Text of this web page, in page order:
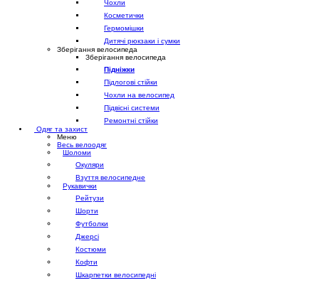
Чохли
Косметички
Гермомішки
Дитячі рюкзаки і сумки
Зберігання велосипеда
Зберігання велосипеда
Підніжки
Підлогові стійки
Чохли на велосипед
Підвісні системи
Ремонтні стійки
Одяг та захист
Меню
Весь велоодяг
Шоломи
Окуляри
Взуття велосипедне
Рукавички
Рейтузи
Шорти
Футболки
Джерсі
Костюми
Кофти
Шкарпетки велосипедні